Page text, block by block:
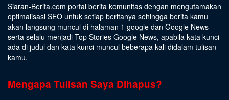
Siaran-Berita.com portal berita komunitas dengan mengutamakan
optimalisasi SEO untuk setiap beritanya sehingga berita kamu
akan langsung muncul di halaman 1 google dan Google News
serta selalu menjadi Top Stories Google News, apabila kata kunci
ada di judul dan kata kunci muncul beberapa kali didalam tulisan
kamu.
Mengapa Tulisan Saya Dihapus?